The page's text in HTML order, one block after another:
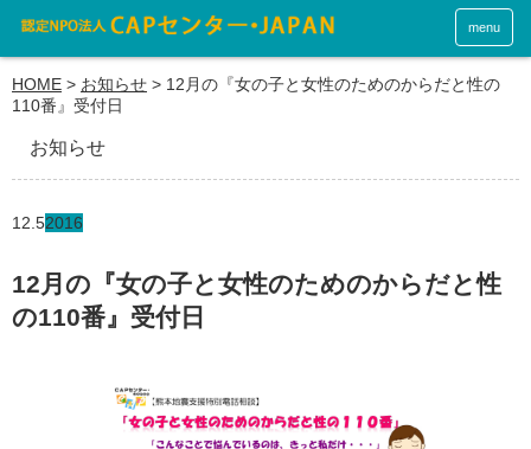
menu
HOME > お知らせ > 12月の『女の子と女性のためのからだと性の
110番』受付日
お知らせ
12.52016
12月の『女の子と女性のためのからだと性
の110番』受付日